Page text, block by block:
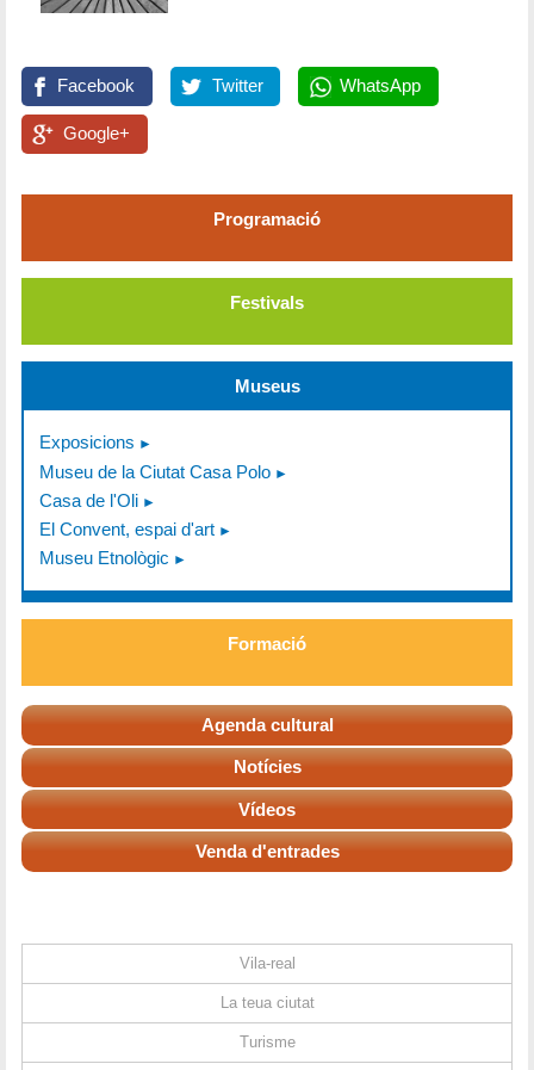
Facebook Twitter WhatsApp
Google+
Programació
Festivals
Museus
Exposicions
Museu de la Ciutat Casa Polo
Casa de l'Oli
El Convent, espai d'art
Museu Etnològic
Formació
Agenda cultural
Notícies
Vídeos
Venda d'entrades
Vila-real
La teua ciutat
Turisme